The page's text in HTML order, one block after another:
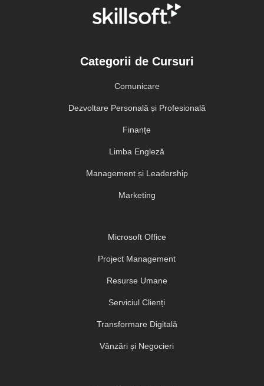
Categorii de Cursuri
Comunicare
Dezvoltare Personală și Profesională
Finanțe
Limba Engleză
Management și Leadership
Marketing
Microsoft Office
Project Management
Resurse Umane
Serviciul Clienți
Transformare Digitală
Vânzări și Negocieri